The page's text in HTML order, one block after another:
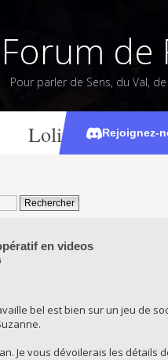
Forum de
Pour parler de Sens, du Val,
Rejoignez-
Lolirock, le jeu
en videos
bel est bien sur un jeu de
Je vous dévoilerais les détails